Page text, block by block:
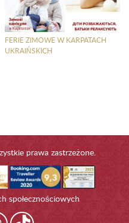
FERIE ZIMOWE W KARPATACH
UKRAIŃSKICH
prawa zastrzeżone.
społecznościowych